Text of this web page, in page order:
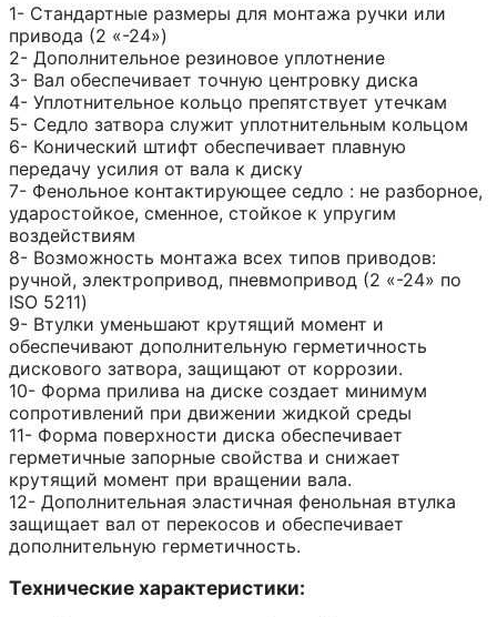
1- Стандартные размеры для монтажа ручки или
привода (2 «-24»)
2- Дополнительное резиновое уплотнение
3- Вал обеспечивает точную центровку диска
4- Уплотнительное кольцо препятствует утечкам
5- Седло затвора служит уплотнительным кольцом
6- Конический штифт обеспечивает плавную
передачу усилия от вала к диску
7- Фенольное контактирующее седло : не разборное,
ударостойкое, сменное, стойкое к упругим
воздействиям
8- Возможность монтажа всех типов приводов:
ручной, электропривод, пневмопривод (2 «-24» по
ISO 5211)
9- Втулки уменьшают крутящий момент и
обеспечивают дополнительную герметичность
дискового затвора, защищают от коррозии.
10- Форма прилива на диске создает минимум
сопротивлений при движении жидкой среды
11- Форма поверхности диска обеспечивает
герметичные запорные свойства и снижает
крутящий момент при вращении вала.
12- Дополнительная эластичная фенольная втулка
защищает вал от перекосов и обеспечивает
дополнительную герметичность.
Технические характеристики: